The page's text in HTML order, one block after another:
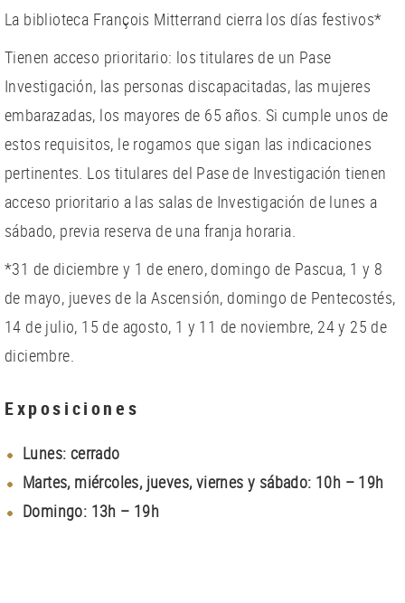
La biblioteca François Mitterrand cierra los días festivos*
Tienen acceso prioritario: los titulares de un Pase
Investigación, las personas discapacitadas, las mujeres
embarazadas, los mayores de 65 años. Si cumple unos de
estos requisitos, le rogamos que sigan las indicaciones
pertinentes. Los titulares del Pase de Investigación tienen
acceso prioritario a las salas de Investigación de lunes a
sábado, previa reserva de una franja horaria.
*31 de diciembre y 1 de enero, domingo de Pascua, 1 y 8
de mayo, jueves de la Ascensión, domingo de Pentecostés,
14 de julio, 15 de agosto, 1 y 11 de noviembre, 24 y 25 de
diciembre.
Exposiciones
Lunes: cerrado
Martes, miércoles, jueves, viernes y sábado: 10h – 19h
Domingo: 13h – 19h